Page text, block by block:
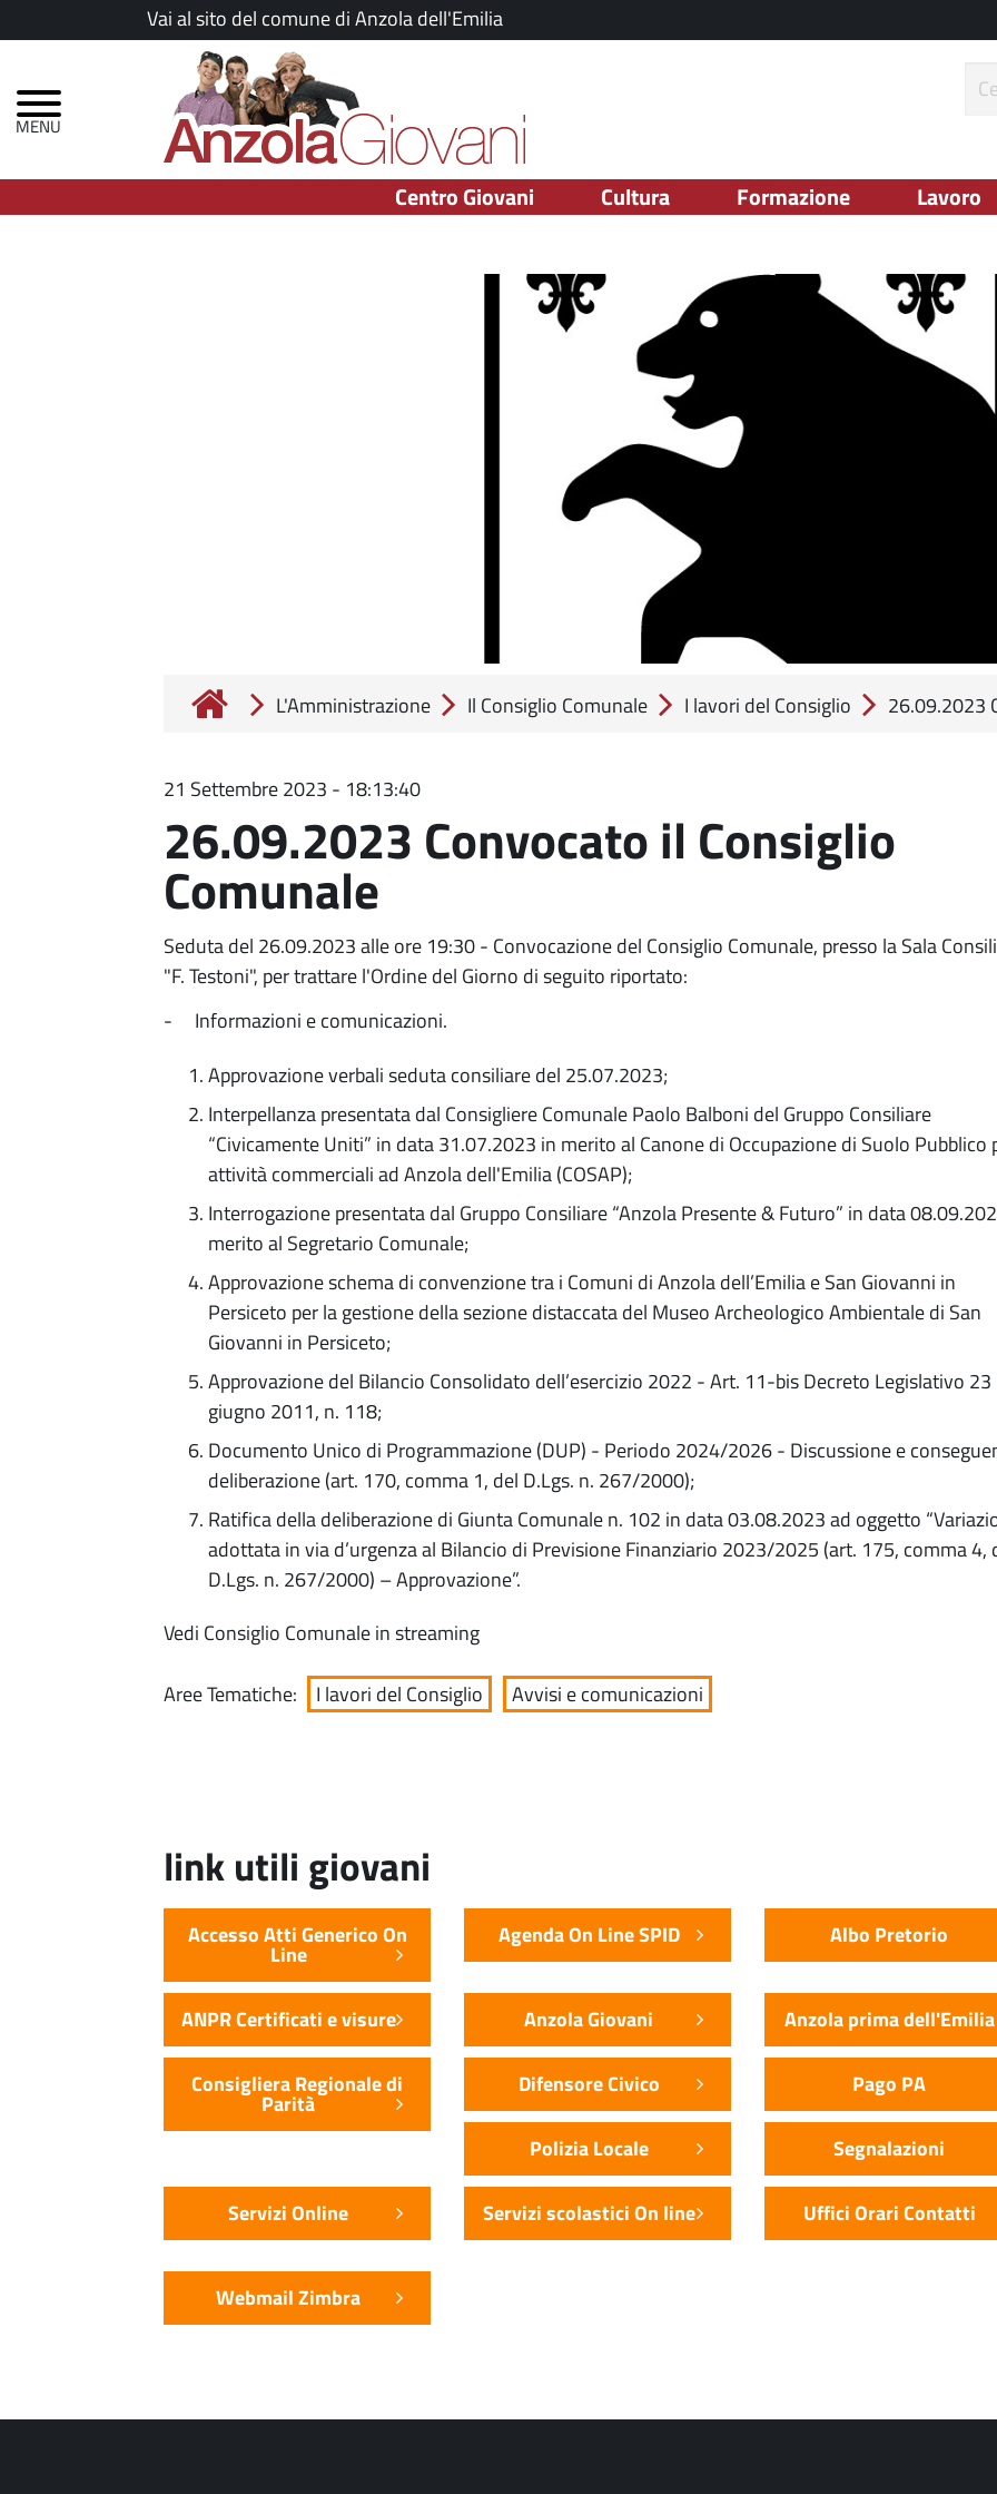
al
principale
Vai al sito del comune di Anzola dell'Emilia
principale
Centro Giovani Cultura Formazione Lavoro
L'Amministrazione Il Consiglio Comunale I lavori del Consiglio 26.09.2023
21 Settembre 2023 - 18:13:40
26.09.2023 Convocato il Consiglio
Comunale
Seduta del 26.09.2023 alle ore 19:30 - Convocazione del Consiglio Comunale, presso la Sala
"F. Testoni", per trattare l'Ordine del Giorno di seguito riportato:
- Informazioni e comunicazioni.
Approvazione verbali seduta consiliare del 25.07.2023;
Interpellanza presentata dal Consigliere Comunale Paolo Balboni del Gruppo Consiliare
“Civicamente Uniti” in data 31.07.2023 in merito al Canone di Occupazione di Suolo Pubblico
attività commerciali ad Anzola dell'Emilia (COSAP);
Interrogazione presentata dal Gruppo Consiliare “Anzola Presente & Futuro” in data
merito al Segretario Comunale;
Approvazione schema di convenzione tra i Comuni di Anzola dell’Emilia e San Giovanni in
Persiceto per la gestione della sezione distaccata del Museo Archeologico Ambientale di San
Giovanni in Persiceto;
Approvazione del Bilancio Consolidato dell’esercizio 2022 - Art. 11-bis Decreto Legislativo 23
giugno 2011, n. 118;
Documento Unico di Programmazione (DUP) - Periodo 2024/2026 - Discussione e
deliberazione (art. 170, comma 1, del D.Lgs. n. 267/2000);
Ratifica della deliberazione di Giunta Comunale n. 102 in data 03.08.2023 ad oggetto
adottata in via d’urgenza al Bilancio di Previsione Finanziario 2023/2025 (art. 175, comma 4,
D.Lgs. n. 267/2000) – Approvazione”.
Vedi Consiglio Comunale in streaming
Aree Tematiche: I lavori del Consiglio Avvisi e comunicazioni
link utili giovani
Accesso Atti Generico On
Line
Agenda On Line SPID Albo Pretorio
ANPR Certificati e visure Anzola Giovani Anzola prima dell'Emilia
Consigliera Regionale di
Parità
Difensore Civico Pago PA
Polizia Locale Segnalazioni
Servizi Online Servizi scolastici On line Uffici Orari Contatti
Webmail Zimbra